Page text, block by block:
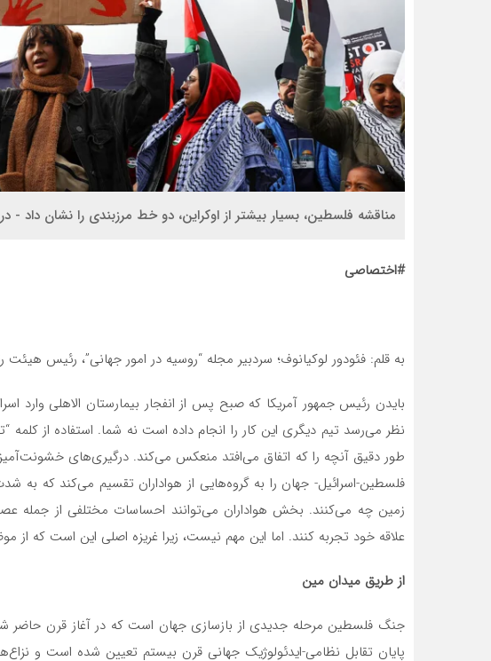
مناقشه فلسطین، بسیار بیشتر از اوکراین، دو خط مرزبندی را نشان
#اختصاصی
به قلم: فئودور لوکیانوف؛ سردبیر مجله “روسیه در امور جهانی”، رئیس
بایدن رئیس جمهور آمریکا که صبح پس از انفجار بیمارستان الاهلی وارد
نظر می‌رسد تیم دیگری این کار را انجام داده است نه شما. استفاده از کلمه
طور دقیق آنچه را که اتفاق می‌افتد منعکس می‌کند. درگیری‌های
فلسطین-اسرائیل- جهان را به گروه‌هایی از هواداران تقسیم می‌کند که به
زمین چه می‌کنند. بخش هواداران می‌توانند احساسات مختلفی از جمله
علاقه خود تجربه کنند. اما این مهم نیست، زیرا غریزه اصلی این است که از
از طریق میدان مین
جنگ فلسطین مرحله جدیدی از بازسازی جهان است که در آغاز قرن حاضر
پایان تقابل نظامی-ایدئولوژیک جهانی قرن بیستم تعیین شده است و